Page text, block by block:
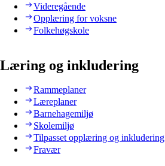
Videregående
Opplæring for voksne
Folkehøgskole
Læring og inkludering
Rammeplaner
Læreplaner
Barnehagemiljø
Skolemiljø
Tilpasset opplæring og inkludering
Fravær